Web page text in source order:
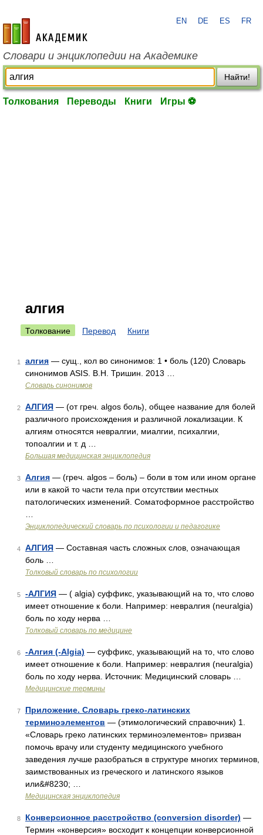
academic.ru
EN DE ES FR
Словари и энциклопедии на Академике
Найти!
Толкования Переводы Книги Игры ⚽
алгия
Толкование Перевод Книги
1 алгия — сущ., кол во синонимов: 1 • боль (120) Словарь
синонимов ASIS. В.Н. Тришин. 2013 …
Словарь синонимов
2 АЛГИЯ — (от греч. algos боль), общее название для болей
различного происхождения и различной локализации. К
алгиям относятся невралгии, миалгии, психалгии,
топоалгии и т. д …
Большая медицинская энциклопедия
3 Алгия — (греч. algos – боль) – боли в том или ином органе
или в какой то части тела при отсутствии местных
патологических изменений. Соматоформное расстройство
Энциклопедический словарь по психологии и педагогике
4 АЛГИЯ — Составная часть сложных слов, означающая
боль …
Толковый словарь по психологии
5 -АЛГИЯ — ( algia) суффикс, указывающий на то, что слово
имеет отношение к боли. Например: невралгия (neuralgia)
боль по ходу нерва …
Толковый словарь по медицине
6 -Алгия (-Algia) — суффикс, указывающий на то, что слово
имеет отношение к боли. Например: невралгия (neuralgia)
боль по ходу нерва. Источник: Медицинский словарь …
Медицинские термины
7
Приложение. Словарь греко-латинских
терминоэлементов — (этимологический справочник) 1.
«Словарь греко латинских терминоэлементов» призван
помочь врачу или студенту медицинского учебного
заведения лучше разобраться в структуре многих терминов,
заимствованных из греческого и латинского языков
или&#8230; …
Медицинская энциклопедия
8 Конверсионное расстройство (conversion disorder) —
Термин «конверсия» восходит к концепции конверсионной